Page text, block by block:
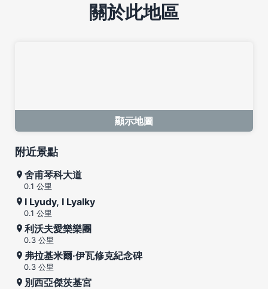
關於此地區
顯示地圖
附近景點
舍甫琴科大道
0.1 公里
I Lyudy, I Lyalky
0.1 公里
利沃夫愛樂樂團
0.3 公里
弗拉基米爾·伊瓦修克紀念碑
0.3 公里
別西亞傑茨基宮